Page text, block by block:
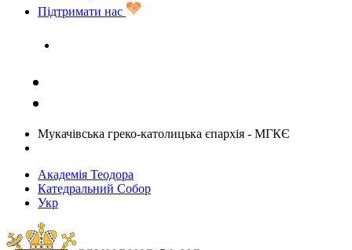
Підтримати нас
Мукачівська греко-католицька єпархія - МГКЄ
Академія Теодора
Катедральний Собор
Укр